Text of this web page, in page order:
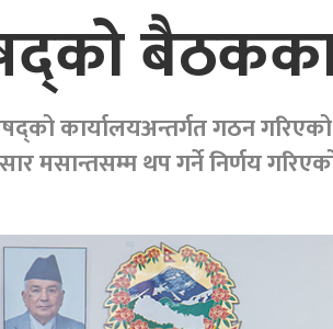
कार्यालयअन्तर्गत गठन
मसान्तसम्म थप गर्ने निर्णय